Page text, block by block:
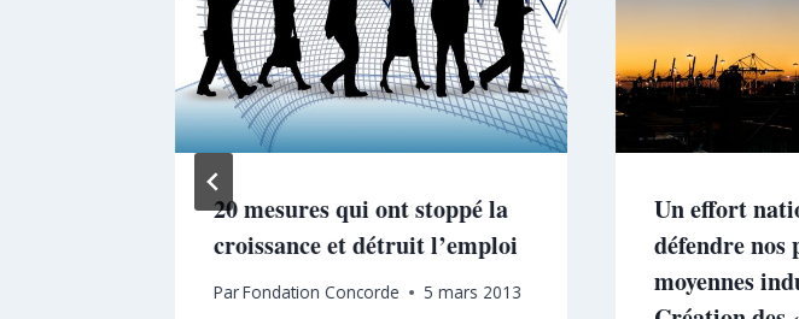
20 mesures qui ont stoppé la
croissance et détruit l’emploi
ParFondation Concorde 5 mars 2013
Un effort
défendre nos
moyennes